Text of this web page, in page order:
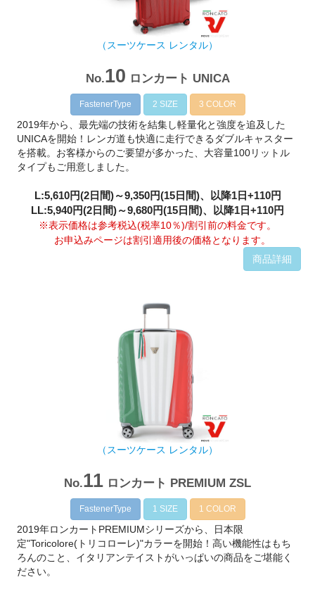
（スーツケース レンタル）
No.10 ロンカート UNICA
FastenerType 2 SIZE 3 COLOR
2019年から、最先端の技術を結集し軽量化と強度を追及した
UNICAを開始！レンガ道も快適に走行できるダブルキャスター
を搭載。お客様からのご要望が多かった、大容量100リットル
タイプもご用意しました。
L:5,610円(2日間)～9,350円(15日間)、以降1日+110円
LL:5,940円(2日間)～9,680円(15日間)、以降1日+110円
※表示価格は参考税込(税率10％)/割引前の料金です。
お申込みページは割引適用後の価格となります。
商品詳細
（スーツケース レンタル）
No.11 ロンカート PREMIUM ZSL
FastenerType 1 SIZE 1 COLOR
2019年ロンカートPREMIUMシリーズから、日本限
定"Toricolore(トリコローレ)"カラーを開始！高い機能性はもち
ろんのこと、イタリアンテイストがいっぱいの商品をご堪能く
ださい。